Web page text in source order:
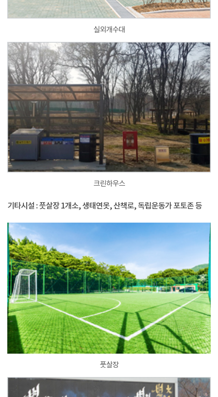
실외개수대
크린하우스
기타시설 : 풋살장 1개소, 생태연못, 산책로, 독립운동가 포토존 등
풋살장